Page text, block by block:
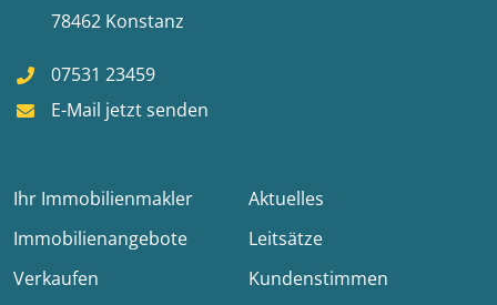
78462 Konstanz
07531 23459
E-Mail jetzt senden
Ihr Immobilienmakler
Aktuelles
Immobilienangebote
Leitsätze
Verkaufen
Kundenstimmen